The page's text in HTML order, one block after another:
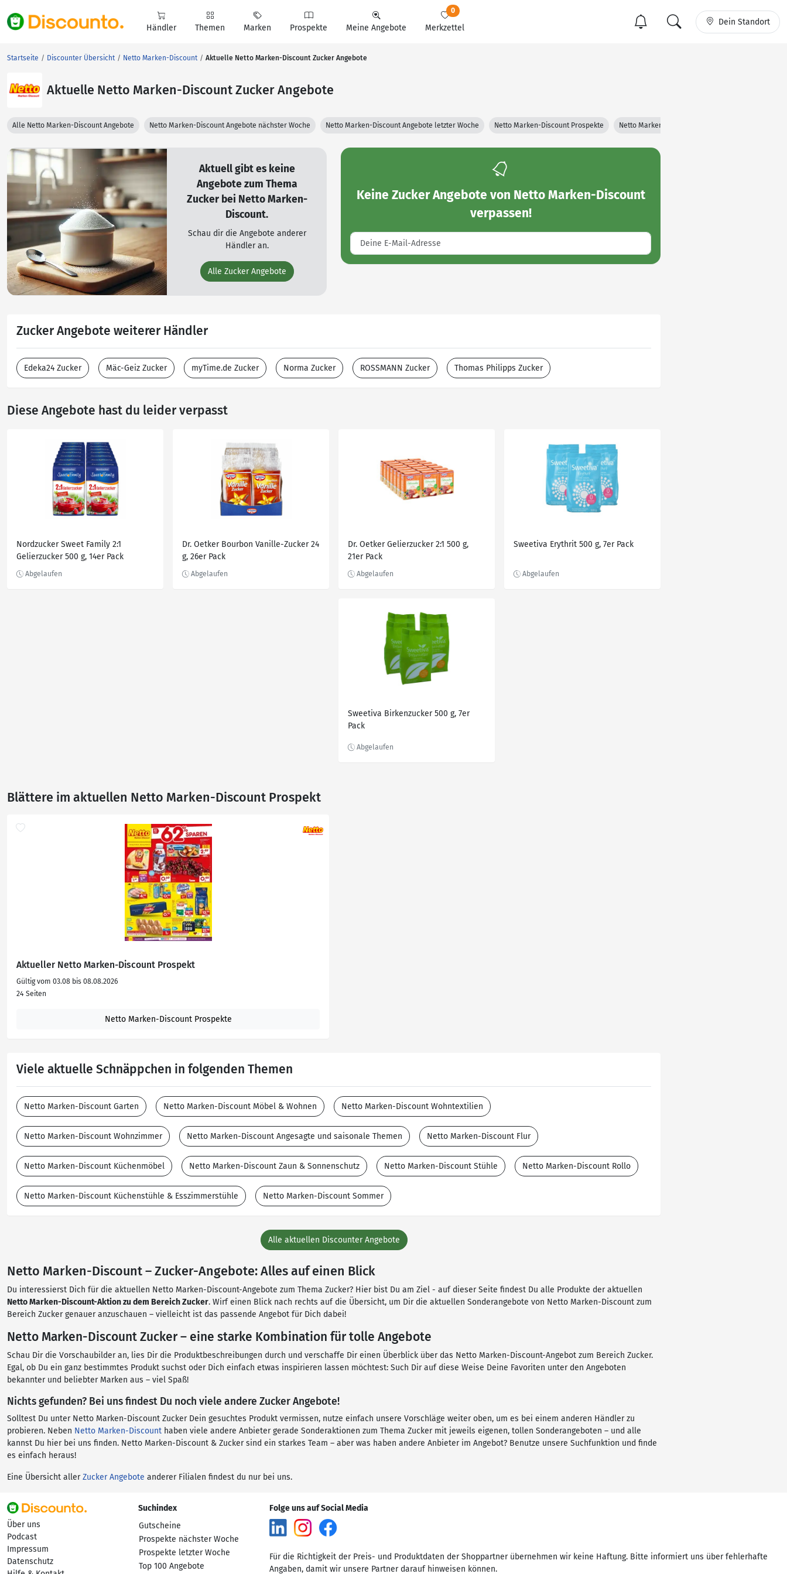
Händler Themen Marken Prospekte Meine Angebote Merkzettel
0
Dein Standort
Startseite Discounter Übersicht Netto Marken-Discount Aktuelle Netto Marken-Discount Zucker Angebote
Aktuelle Netto Marken-Discount Zucker Angebote
Alle Netto Marken-Discount Angebote Netto Marken-Discount Angebote nächster Woche Netto Marken-Discount Angebote letzter Woche Netto Marken-Discount Prospekte Netto Marken-Discount Filialen
Aktuell gibt es keine
Angebote zum Thema
Zucker bei Netto Marken-
Discount.
Schau dir die Angebote anderer
Händler an.
Alle Zucker Angebote
Keine Zucker Angebote von Netto Marken-Discount
verpassen!
Zucker Angebote weiterer Händler
Edeka24 Zucker Mäc-Geiz Zucker myTime.de Zucker Norma Zucker ROSSMANN Zucker Thomas Philipps Zucker
Diese Angebote hast du leider verpasst
Nordzucker Sweet Family 2:1
Gelierzucker 500 g, 14er Pack
Dr. Oetker Bourbon Vanille-Zucker 24
g, 26er Pack
Dr. Oetker Gelierzucker 2:1 500 g,
21er Pack
Sweetiva Erythrit 500 g, 7er Pack
Sweetiva Birkenzucker 500 g, 7er
Pack
Blättere im aktuellen Netto Marken-Discount Prospekt
Aktueller Netto Marken-Discount Prospekt
Gültig vom 03.08 bis 08.08.2026
24 Seiten
Netto Marken-Discount Prospekte
Viele aktuelle Schnäppchen in folgenden Themen
Netto Marken-Discount Garten Netto Marken-Discount Möbel & Wohnen Netto Marken-Discount Wohntextilien
Netto Marken-Discount Wohnzimmer Netto Marken-Discount Angesagte und saisonale Themen Netto Marken-Discount Flur
Netto Marken-Discount Küchenmöbel Netto Marken-Discount Zaun & Sonnenschutz Netto Marken-Discount Stühle Netto Marken-Discount Rollo
Netto Marken-Discount Küchenstühle & Esszimmerstühle Netto Marken-Discount Sommer
Alle aktuellen Discounter Angebote
Netto Marken-Discount – Zucker-Angebote: Alles auf einen Blick
Du interessierst Dich für die aktuellen Netto Marken-Discount-Angebote zum Thema Zucker? Hier bist Du am Ziel - auf dieser Seite findest Du alle Produkte der aktuellen
Netto Marken-Discount-Aktion zu dem Bereich Zucker. Wirf einen Blick nach rechts auf die Übersicht, um Dir die aktuellen Sonderangebote von Netto Marken-Discount zum
Bereich Zucker genauer anzuschauen – vielleicht ist das passende Angebot für Dich dabei!
Netto Marken-Discount Zucker – eine starke Kombination für tolle Angebote
Schau Dir die Vorschaubilder an, lies Dir die Produktbeschreibungen durch und verschaffe Dir einen Überblick über das Netto Marken-Discount-Angebot zum Bereich Zucker.
Egal, ob Du ein ganz bestimmtes Produkt suchst oder Dich einfach etwas inspirieren lassen möchtest: Such Dir auf diese Weise Deine Favoriten unter den Angeboten
bekannter und beliebter Marken aus – viel Spaß!
Nichts gefunden? Bei uns findest Du noch viele andere Zucker Angebote!
Solltest Du unter Netto Marken-Discount Zucker Dein gesuchtes Produkt vermissen, nutze einfach unsere Vorschläge weiter oben, um es bei einem anderen Händler zu
probieren. Neben Netto Marken-Discount haben viele andere Anbieter gerade Sonderaktionen zum Thema Zucker mit jeweils eigenen, tollen Sonderangeboten – und alle
kannst Du hier bei uns finden. Netto Marken-Discount & Zucker sind ein starkes Team – aber was haben andere Anbieter im Angebot? Benutze unsere Suchfunktion und finde
es einfach heraus!
Eine Übersicht allerZucker Angebote anderer Filialen findest du nur bei uns.
Über uns
Podcast
Impressum
Datenschutz
Suchindex
Gutscheine
Prospekte nächster Woche
Prospekte letzter Woche
Top 100 Angebote
Folge uns auf Social Media
Für die Richtigkeit der Preis- und Produktdaten der Shoppartner übernehmen wir keine Haftung. Bitte informiert uns über fehlerhafte
Angaben, damit wir unsere Partner darauf hinweisen können.